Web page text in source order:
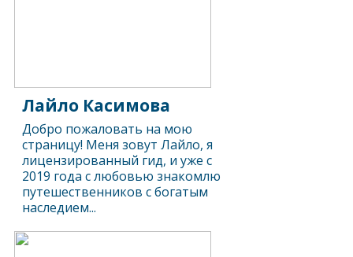
Лайло Касимова
Добро пожаловать на мою
страницу! Меня зовут Лайло, я
лицензированный гид, и уже с
2019 года с любовью знакомлю
путешественников с богатым
наследием...